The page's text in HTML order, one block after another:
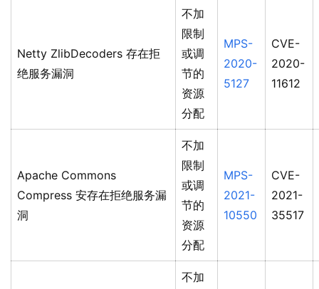
Netty ZlibDecoders 存在拒
绝服务漏洞
不加
限制
或调
节的
资源
分配
MPS-
2020-
5127
CVE-
2020-
11612
Apache Commons
Compress 安存在拒绝服务漏
洞
不加
限制
或调
节的
资源
分配
MPS-
2021-
10550
CVE-
2021-
35517
不加